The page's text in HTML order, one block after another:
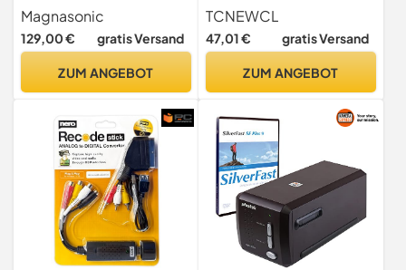
großem 5"-Display & HDMI,
konvertiert
35mm/126/110/Super 8-
Digitale Fotos, integrierter
Magnasonic
129,00 € gratis Versand
ZUM ANGEBOT
Scanner Tragbarer, 30 x 21
Zentimeter LED
Lichtpaneel, LED
Film Foto Dias in Digitale
TCNEWCL
47,01 € gratis Versand
ZUM ANGEBOT